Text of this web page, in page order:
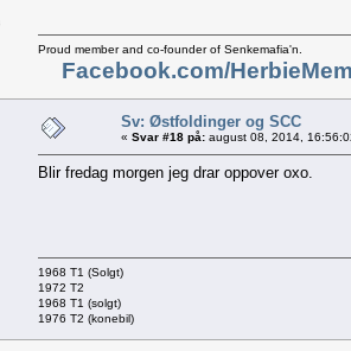
Proud member and co-founder of Senkemafia'n.
Facebook.com/
Sv: Østfoldinger og SCC
« Svar #18 på: august 08, 2014,
Blir fredag morgen jeg drar oppover oxo.
1968 T1 (Solgt)
1972 T2
1968 T1 (solgt)
1976 T2 (konebil)